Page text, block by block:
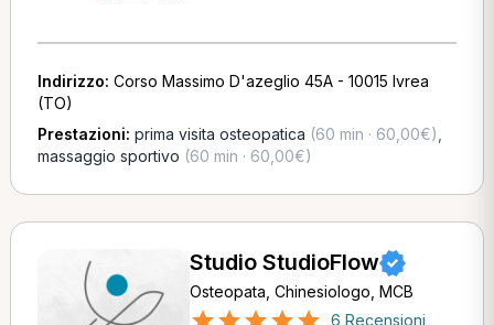
Indirizzo: Corso Massimo D'azeglio 45A - 10015 Ivrea
(TO)
Prestazioni: prima visita osteopatica (60 min · 60,00€)
massaggio sportivo (60 min · 60,00€)
Studio StudioFlow
Osteopata, Chinesiologo, MCB
6 Recensioni